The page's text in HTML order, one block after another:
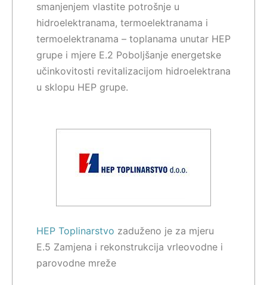
smanjenjem vlastite potrošnje u
hidroelektranama, termoelektranama i
termoelektranama – toplanama unutar HEP
grupe i mjere E.2 Poboljšanje energetske
učinkovitosti revitalizacijom hidroelektrana
u sklopu HEP grupe.
HEP Toplinarstvo zaduženo je za mjeru
E.5 Zamjena i rekonstrukcija vrleovodne i
parovodne mreže